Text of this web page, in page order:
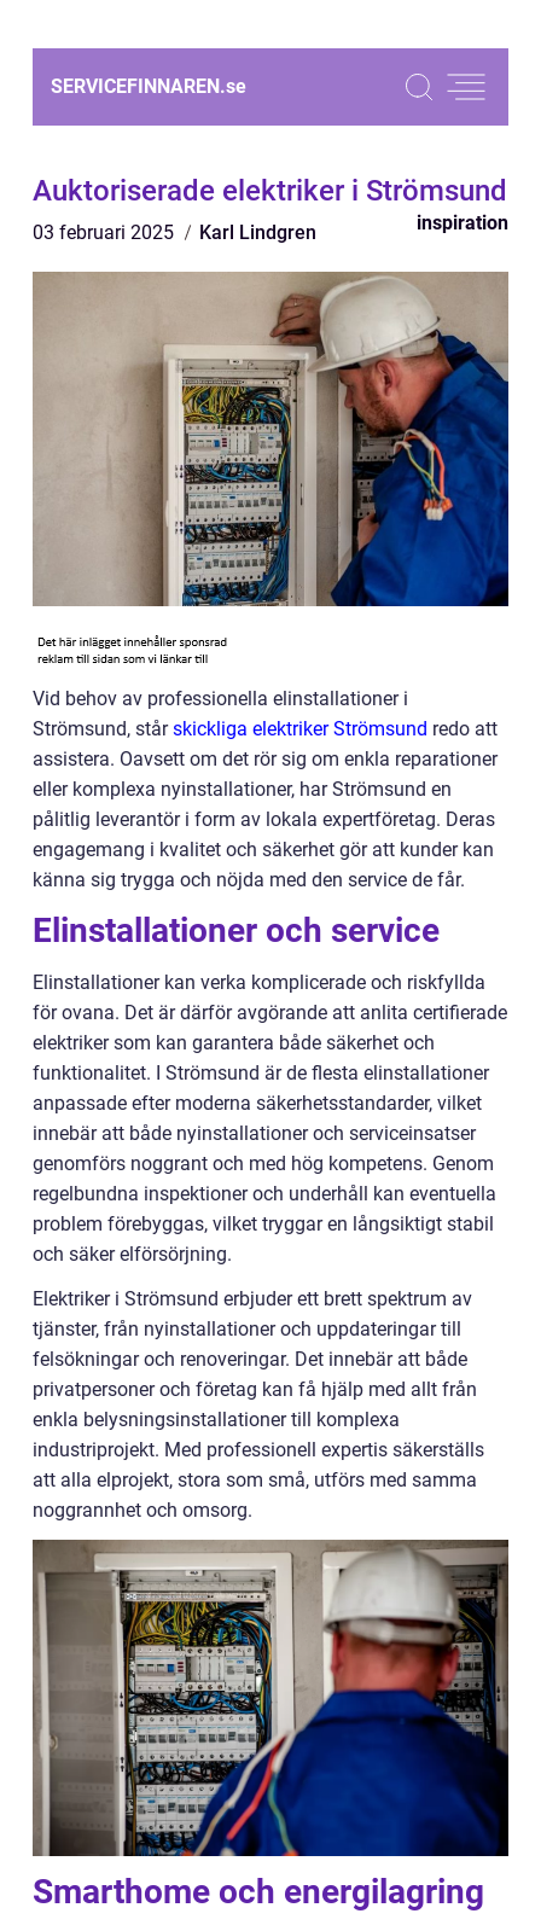
SERVICEFINNAREN.se
Auktoriserade elektriker i Strömsund
03 februari 2025 Karl Lindgren inspiration
Vid behov av professionella elinstallationer i
Strömsund, stårskickliga elektriker Strömsund redo att
assistera. Oavsett om det rör sig om enkla reparationer
eller komplexa nyinstallationer, har Strömsund en
pålitlig leverantör i form av lokala expertföretag. Deras
engagemang i kvalitet och säkerhet gör att kunder kan
känna sig trygga och nöjda med den service de får.
Elinstallationer och service
Elinstallationer kan verka komplicerade och riskfyllda
för ovana. Det är därför avgörande att anlita certifierade
elektriker som kan garantera både säkerhet och
funktionalitet. I Strömsund är de flesta elinstallationer
anpassade efter moderna säkerhetsstandarder, vilket
innebär att både nyinstallationer och serviceinsatser
genomförs noggrant och med hög kompetens. Genom
regelbundna inspektioner och underhåll kan eventuella
problem förebyggas, vilket tryggar en långsiktigt stabil
och säker elförsörjning.
Elektriker i Strömsund erbjuder ett brett spektrum av
tjänster, från nyinstallationer och uppdateringar till
felsökningar och renoveringar. Det innebär att både
privatpersoner och företag kan få hjälp med allt från
enkla belysningsinstallationer till komplexa
industriprojekt. Med professionell expertis säkerställs
att alla elprojekt, stora som små, utförs med samma
noggrannhet och omsorg.
Smarthome och energilagring